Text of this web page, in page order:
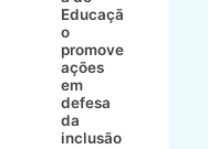
Educaçã
o
promove
ações
em
defesa
da
inclusão